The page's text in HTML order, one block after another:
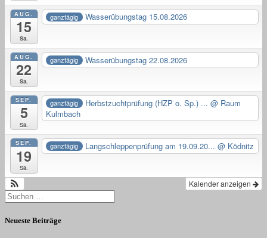
AUG.
15
Sa.
ganztägig Wasserübungstag 15.08.2026
AUG.
22
Sa.
ganztägig Wasserübungstag 22.08.2026
SEP.
5
Sa.
ganztägig Herbstzuchtprüfung (HZP o. Sp.) ...@ Raum
Kulmbach
SEP.
19
Sa.
ganztägig Langschleppenprüfung am 19.09.20...@ Ködnitz
Kalender anzeigen
Suchen
nach:
Neueste Beiträge